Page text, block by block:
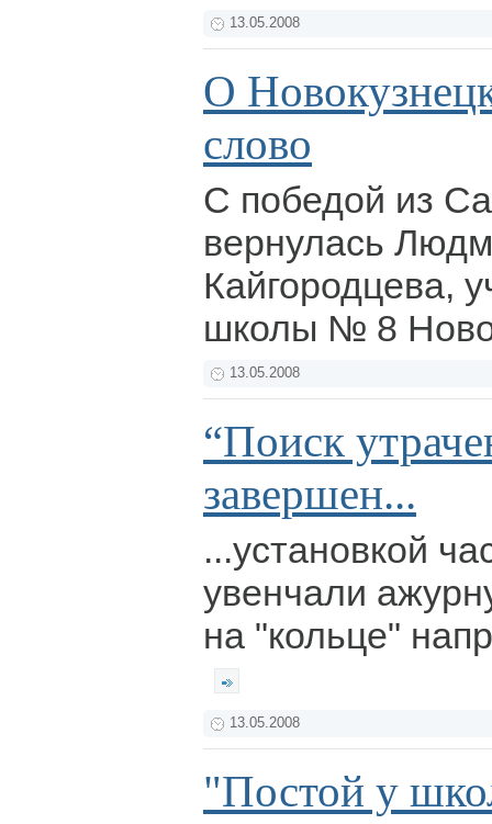
13.05.2008
О
слово
С победой из
вернулась
Кайгородцева,
школы № 8
13.05.2008
“Поиск
завершен...
...установкой
увенчали
на "кольце"
13.05.2008
"Постой у